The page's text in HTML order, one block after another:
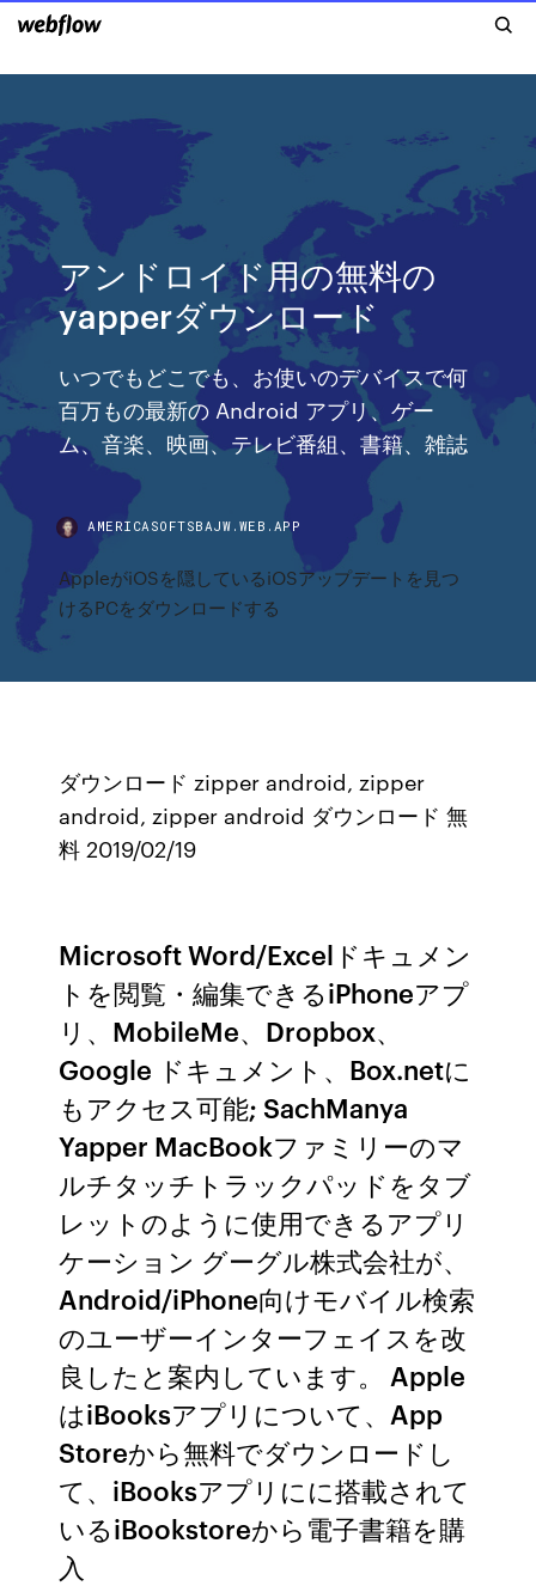
アンドロイド用の無料の
yapperダウンロード
いつでもどこでも、お使いのデバイスで何
百万もの最新の Android アプリ、ゲー
ム、音楽、映画、テレビ番組、書籍、雑誌
AMERICASOFTSBAJW.WEB.APP
AppleがiOSを隠しているiOSアップデートを見つ
けるPCをダウンロードする
ダウンロード zipper android, zipper
android, zipper android ダウンロード 無
料 2019/02/19
Microsoft Word/Excelドキュメン
トを閲覧・編集できるiPhoneアプ
リ、MobileMe、Dropbox、
Google ドキュメント、Box.netに
もアクセス可能; SachManya
Yapper MacBookファミリーのマ
ルチタッチトラックパッドをタブ
レットのように使用できるアプリ
ケーション グーグル株式会社が、
Android/iPhone向けモバイル検索
のユーザーインターフェイスを改
良したと案内しています。 Apple
はiBooksアプリについて、App
Storeから無料でダウンロードし
て、iBooksアプリにに搭載されて
いるiBookstoreから電子書籍を購
入